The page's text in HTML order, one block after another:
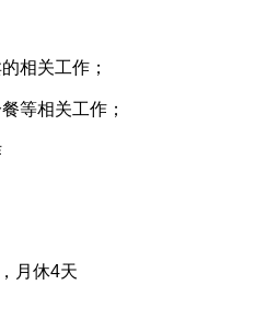
相关工作；
等相关工作；
月休4天